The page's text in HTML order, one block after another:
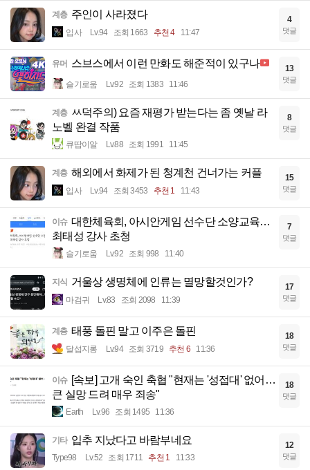
계층 주인이 사라졌다
입사 Lv.94 조회 1663 추천 4 11:47
4
댓글
유머 스브스에서 이런 만화도 해준적이 있구나
슬기로움 Lv.92 조회 1383 11:46
13
댓글
계층 ㅆ덕주의) 요즘 재평가 받는다는 좀 옛날 라
노벨 완결 작품
큐땁이알 Lv.88 조회 1991 11:45
8
댓글
계층 해외에서 화제가 된 청계천 건너가는 커플
입사 Lv.94 조회 3453 추천 1 11:43
15
댓글
이슈 대한체육회, 아시안게임 선수단 소양교육…
최태성 강사 초청
슬기로움 Lv.92 조회 998 11:40
7
댓글
지식 거울상 생명체에 인류는 멸망할것인가?
마검귀 Lv.83 조회 2098 11:39
17
댓글
계층 태풍 돌핀 말고 이주은 돌핀
달섭지롱 Lv.94 조회 3719 추천 6 11:36
18
댓글
이슈
[속보] 고개 숙인 축협 "현재는 '성접대' 없어…
큰 실망 드려 매우 죄송"
Earth Lv.96 조회 1495 11:36
18
댓글
기타 입추 지났다고 바람부네요
Type98 Lv.52 조회 1711 추천 1 11:33
12
댓글